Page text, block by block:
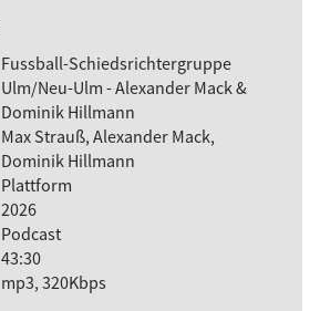
Fussball-Schiedsrichtergruppe
Ulm/Neu-Ulm - Alexander Mack &
Dominik Hillmann
Max Strauß, Alexander Mack,
Dominik Hillmann
Plattform
2026
Podcast
43:30
mp3, 320Kbps